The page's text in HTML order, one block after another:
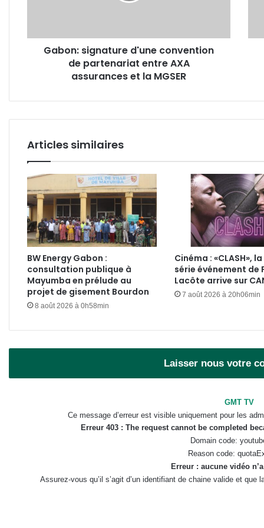
assurances
Gabon: signature d'une convention
de partenariat entre AXA
assurances et la MGSER
la
Articles similaires
BW Energy Gabon :
consultation publique à
Mayumba en prélude au
projet de gisement Bourdon
8 août 2026 à 0h58min
Cinéma : «CLASH»,
série événement de
Lacôte arrive sur
7 août 2026 à 20h06min
Laisser nous votre
GMT TV
Ce message d’erreur est visible uniquement pour les
Erreur 403 : The request cannot be completed
Domain code:
Reason code:
Erreur : aucune vidéo
Assurez-vous qu’il s’agit d’un identifiant de chaine valide et